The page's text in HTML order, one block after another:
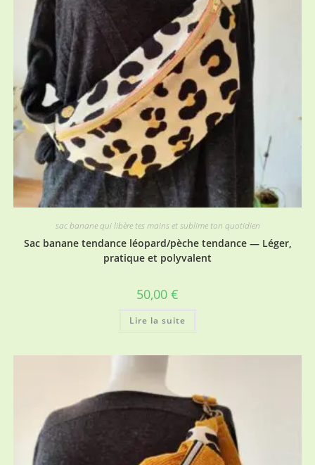
sac banane qui libère tes mains et sublime ton quotidien
Sac banane tendance léopard/pèche tendance — Léger,
pratique et polyvalent
50,00 €
Lire la suite